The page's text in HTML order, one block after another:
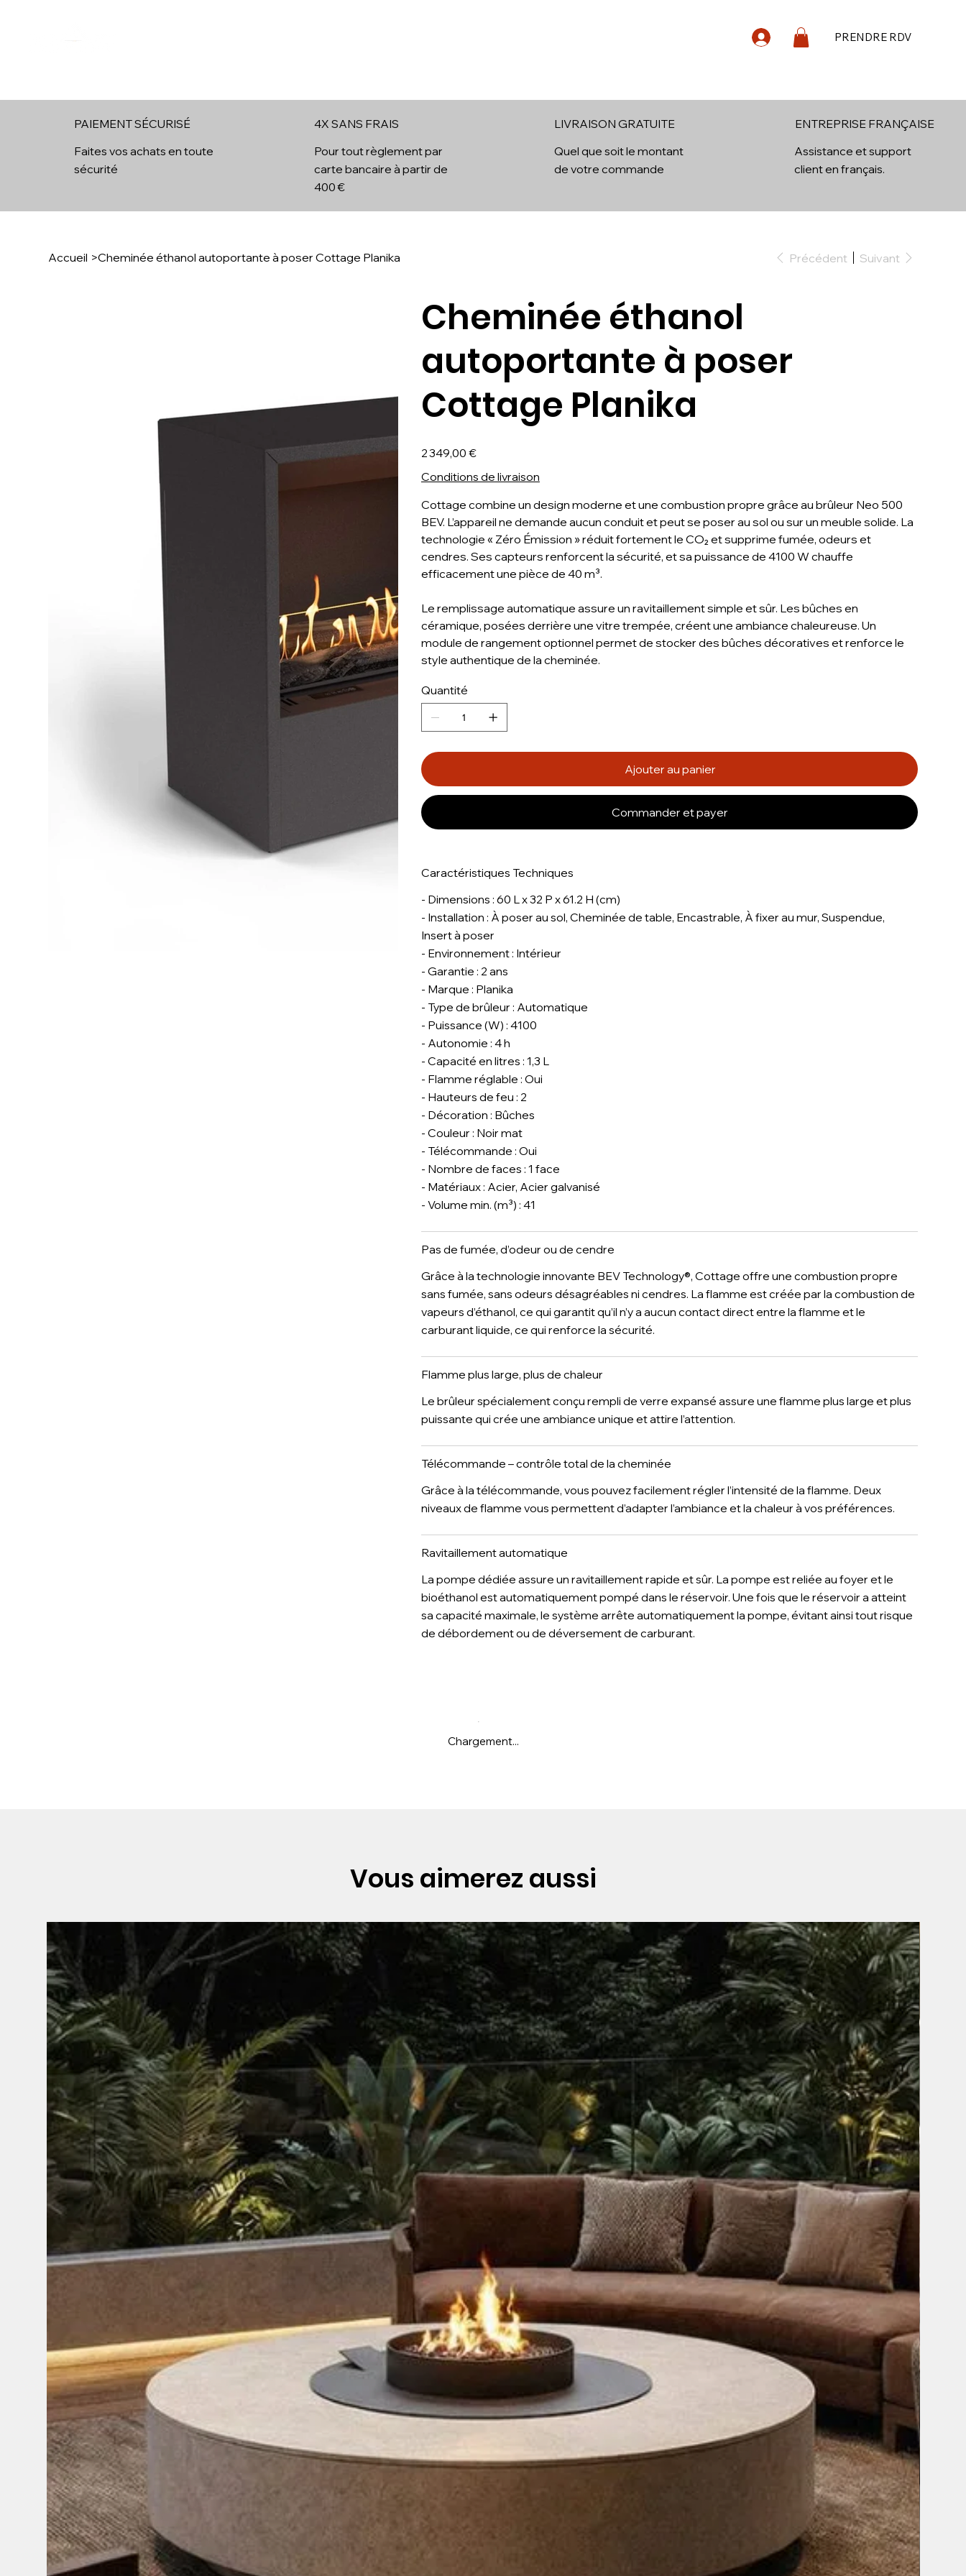
PRENDRE RDV
Accueil >Cheminée éthanol autoportante à poser Cottage Planika Précédent Suivant
Cheminée éthanol
autoportante à poser
Cottage Planika
2 349,00 €
Conditions de livraison
Cottage combine un design moderne et une combustion propre grâce au brûleur Neo 500
BEV. L’appareil ne demande aucun conduit et peut se poser au sol ou sur un meuble solide. La
technologie « Zéro Émission » réduit fortement le CO₂ et supprime fumée, odeurs et
cendres. Ses capteurs renforcent la sécurité, et sa puissance de 4100 W chauffe
efficacement une pièce de 40 m³.
Le remplissage automatique assure un ravitaillement simple et sûr. Les bûches en
céramique, posées derrière une vitre trempée, créent une ambiance chaleureuse. Un
module de rangement optionnel permet de stocker des bûches décoratives et renforce le
style authentique de la cheminée.
Quantité
Ajouter au panier
Commander et payer
Caractéristiques Techniques
- Dimensions : 60 L x 32 P x 61.2 H (cm)
- Installation : À poser au sol, Cheminée de table, Encastrable, À fixer au mur, Suspendue,
Insert à poser
- Environnement : Intérieur
- Garantie : 2 ans
- Marque : Planika
- Type de brûleur : Automatique
- Puissance (W) : 4100
- Autonomie : 4 h
- Capacité en litres : 1,3 L
- Flamme réglable : Oui
- Hauteurs de feu : 2
- Décoration : Bûches
- Couleur : Noir mat
- Télécommande : Oui
- Nombre de faces : 1 face
- Matériaux : Acier, Acier galvanisé
- Volume min. (m³) : 41
Pas de fumée, d’odeur ou de cendre
Grâce à la technologie innovante BEV Technology®, Cottage offre une combustion propre
sans fumée, sans odeurs désagréables ni cendres. La flamme est créée par la combustion de
vapeurs d’éthanol, ce qui garantit qu’il n’y a aucun contact direct entre la flamme et le
carburant liquide, ce qui renforce la sécurité.
Flamme plus large, plus de chaleur
Le brûleur spécialement conçu rempli de verre expansé assure une flamme plus large et plus
puissante qui crée une ambiance unique et attire l’attention.
Télécommande – contrôle total de la cheminée
Grâce à la télécommande, vous pouvez facilement régler l’intensité de la flamme. Deux
niveaux de flamme vous permettent d’adapter l’ambiance et la chaleur à vos préférences.
Ravitaillement automatique
La pompe dédiée assure un ravitaillement rapide et sûr. La pompe est reliée au foyer et le
bioéthanol est automatiquement pompé dans le réservoir. Une fois que le réservoir a atteint
sa capacité maximale, le système arrête automatiquement la pompe, évitant ainsi tout risque
de débordement ou de déversement de carburant.
Chargement...
Vous aimerez aussi
PAIEMENT SÉCURISÉ
Faites vos achats en toute
sécurité
4x
4X SANS FRAIS
Pour tout règlement par
carte bancaire à partir de
400 €
LIVRAISON GRATUITE
Quel que soit le montant
de votre commande
ENTREPRISE FRANÇAISE
Assistance et support
client en français.